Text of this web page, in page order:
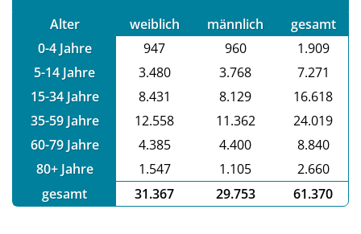
Alter
weiblich männlich
gesamt
0-4 Jahre
947 960
1.909
5-14 Jahre
3.480 3.768
7.271
15-34 Jahre
8.431 8.129
16.618
35-59 Jahre
12.558 11.362
24.019
60-79 Jahre
4.385 4.400
8.840
80+ Jahre
1.547 1.105
2.660
gesamt
31.367 29.753 61.370